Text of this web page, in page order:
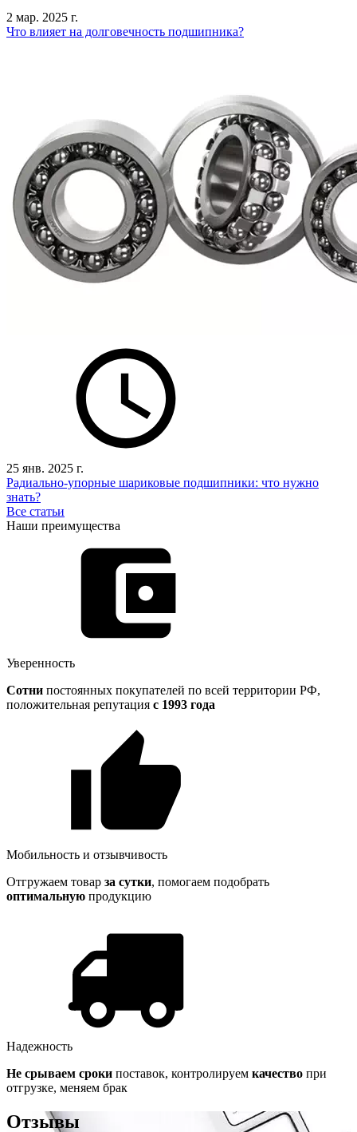
2 мар. 2025 г.
Что влияет на долговечность подшипника?
25 янв. 2025 г.
Радиально-упорные шариковые подшипники: что нужно
знать?
Все статьи
Наши преимущества
Уверенность
Сотни постоянных покупателей по всей территории РФ,
положительная репутация с 1993 года
Мобильность и отзывчивость
Отгружаем товар за сутки, помогаем подобрать
оптимальную продукцию
Надежность
Не срываем сроки поставок, контролируем качество при
отгрузке, меняем брак
Отзывы